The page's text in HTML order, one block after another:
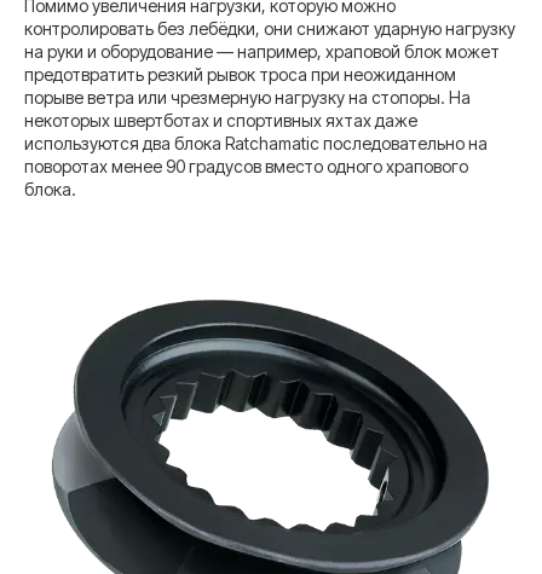
Помимо увеличения нагрузки, которую можно
контролировать без лебёдки, они снижают ударную нагрузку
на руки и оборудование — например, храповой блок может
предотвратить резкий рывок троса при неожиданном
порыве ветра или чрезмерную нагрузку на стопоры. На
некоторых швертботах и спортивных яхтах даже
используются два блока Ratchamatic последовательно на
поворотах менее 90 градусов вместо одного храпового
блока.